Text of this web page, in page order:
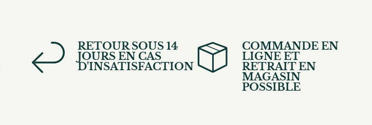
RETOUR SOUS 14
JOURS EN CAS
D'INSATISFACTION
COMMANDE EN
LIGNE ET
RETRAIT EN
MAGASIN
POSSIBLE